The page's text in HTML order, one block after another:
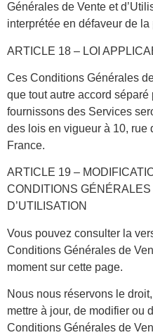
Générales de Vente et
interprétée en défaveur de la
ARTICLE 18 – LOI
Ces Conditions Générales
que tout autre accord
fournissons des Services
des lois en vigueur à 10, rue
France.
ARTICLE 19 –
CONDITIONS
D’UTILISATION
Vous pouvez consulter la
Conditions Générales de
moment sur cette page.
Nous nous réservons le
mettre à jour, de modifier ou
Conditions Générales de